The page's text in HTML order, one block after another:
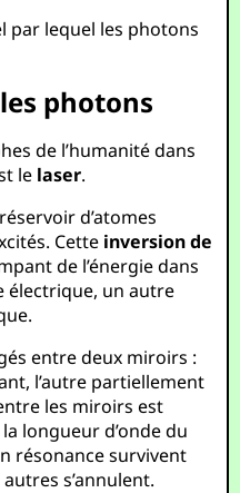
par lequel les photons
photons
de l’humanité dans
le laser.
d’atomes
Cette inversion de
de l’énergie dans
électrique, un autre
entre deux miroirs :
l’autre partiellement
les miroirs est
longueur d’onde du
résonance survivent
s’annulent.